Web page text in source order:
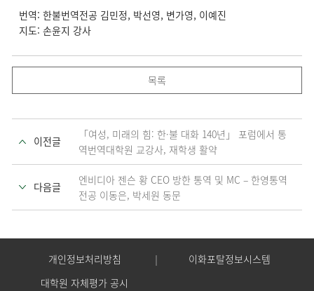
번역: 한불번역전공 김민정, 박선영, 변가영, 이예진
지도: 손윤지 강사
목록
이전글
「여성, 미래의 힘: 한·불 대화 140년」 포럼에서 통
역번역대학원 교강사, 재학생 활약
다음글
엔비디아 젠슨 황 CEO 방한 통역 및 MC – 한영통역
전공 이동은, 박세원 동문
개인정보처리방침
이화포탈정보시스템
대학원 자체평가 공시